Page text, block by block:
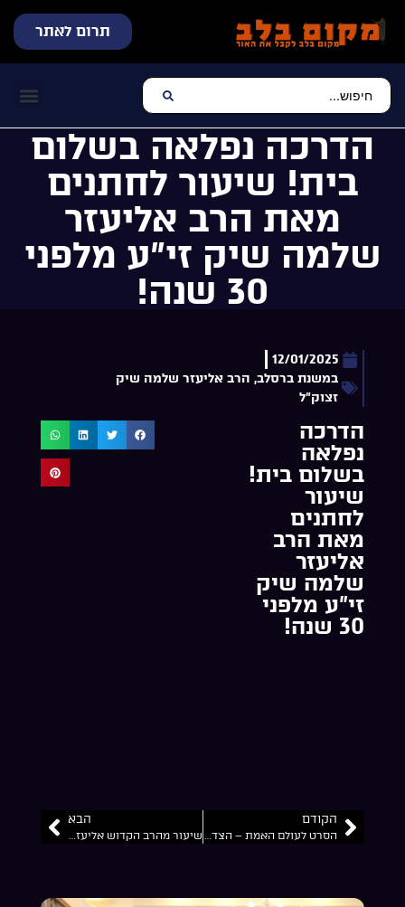
תרום לאתר
הדרכה נפלאה בשלום
בית! שיעור לחתנים
מאת הרב אליעזר
שלמה שיק זי”ע מלפני
30 שנה!
12/01/2025
במשנת ברסלב, הרב אליעזר שלמה שיק
זצוק"ל
הדרכה
נפלאה
בשלום בית!
שיעור
לחתנים
מאת הרב
אליעזר
שלמה שיק
זי”ע מלפני
30 שנה!
הקודם
הסרט לעולם האמת – הצדיק מיבנאל הרב אליעזר שלמה שיק זצוק”ל
הבא
שיעור מהרב הקדוש אליעזר שלמה שיק זצוק”ל באשדוד. קלטת 95/2